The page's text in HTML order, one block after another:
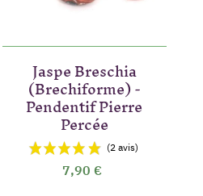
Jaspe Breschia
(Brechiforme) -
Pendentif Pierre
Percée
7,90 €